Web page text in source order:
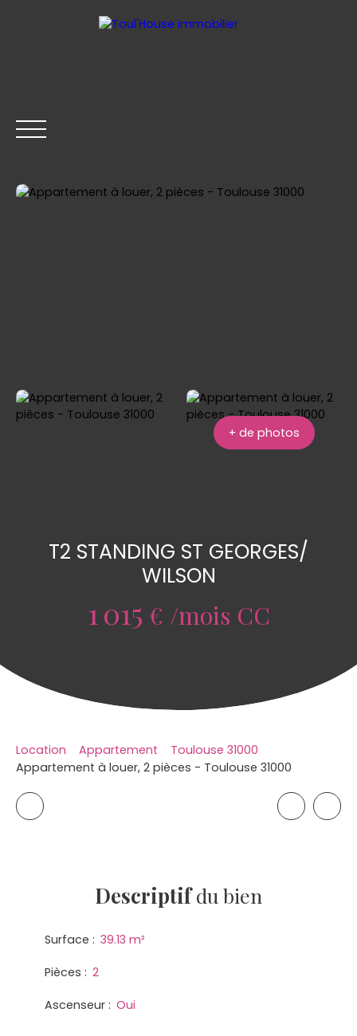
+ de photos
T2 STANDING ST GEORGES/
WILSON
1 015 € /mois CC
Location Appartement
Toulouse 31000
Appartement à louer, 2 pièces - Toulouse 31000
Descriptifdu bien
Surface : 39.13 m²
Pièces : 2
Ascenseur : Oui